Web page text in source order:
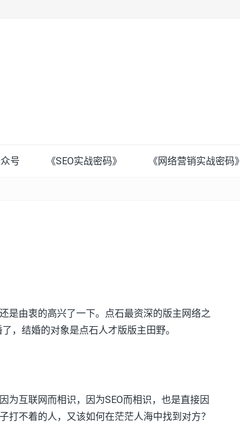
号 《SEO实战密码》 《网络营销实战密码》
是由衷的高兴了一下。点石最资深的版主网络之
，结婚的对象是点石人才版版主田野。
为互联网而相识，因为SEO而相识，也是直接因
打不着的人，又该如何在茫茫人海中找到对方？